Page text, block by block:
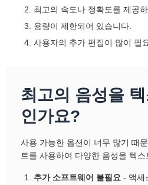
최고의 속도나 정확도를 제공
용량이 제한되어 있습니다.
사용자의 추가 편집이 많이 필
최고의 음성을
인가요?
사용 가능한 옵션이 너무 많기 때
트를 사용하여 다양한 음성을 텍
추가 소프트웨어 불필요 - 액세